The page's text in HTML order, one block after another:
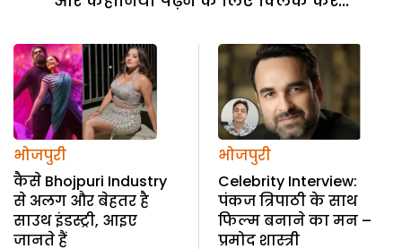
भोजपुरी
कैसे Bhojpuri Industry
से अलग और बेहतर है
साउथ इंडस्ट्री, आइए
जानते हैं
भोजपुरी
Celebrity Interview:
पंकज त्रिपाठी के साथ
फिल्म बनाने का मन –
प्रमोद शास्त्री